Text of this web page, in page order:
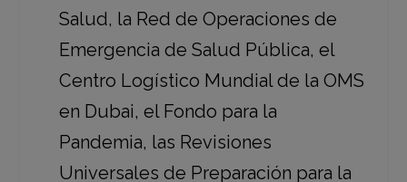
Salud, la Red de Operaciones de
Emergencia de Salud Pública, el
Centro Logístico Mundial de la OMS
en Dubai, el Fondo para la
Pandemia, las Revisiones
Universales de Preparación para la